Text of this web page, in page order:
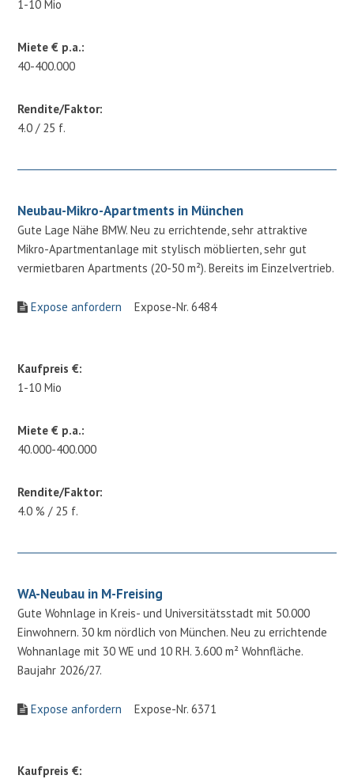
1-10 Mio
Miete € p.a.:
40-400.000
Rendite/Faktor:
4.0 / 25 f.
Neubau-Mikro-Apartments in München
Gute Lage Nähe BMW. Neu zu errichtende, sehr attraktive
Mikro-Apartmentanlage mit stylisch möblierten, sehr gut
vermietbaren Apartments (20-50 m²). Bereits im Einzelvertrieb.
Expose anfordern Expose-Nr. 6484
Kaufpreis €:
1-10 Mio
Miete € p.a.:
40.000-400.000
Rendite/Faktor:
4.0 % / 25 f.
WA-Neubau in M-Freising
Gute Wohnlage in Kreis- und Universitätsstadt mit 50.000
Einwohnern. 30 km nördlich von München. Neu zu errichtende
Wohnanlage mit 30 WE und 10 RH. 3.600 m² Wohnfläche.
Baujahr 2026/27.
Expose anfordern Expose-Nr. 6371
Kaufpreis €: